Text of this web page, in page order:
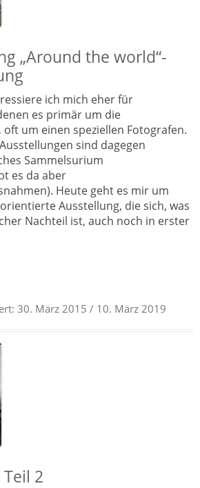
„Around the world“-
ich mich eher für
es primär um die
um einen speziellen Fotografen.
sind dagegen
Sammelsurium
es da aber
Heute geht es mir um
Ausstellung, die sich, was
Nachteil ist, auch noch in erster
30. März 2015 / 10. März 2019
2